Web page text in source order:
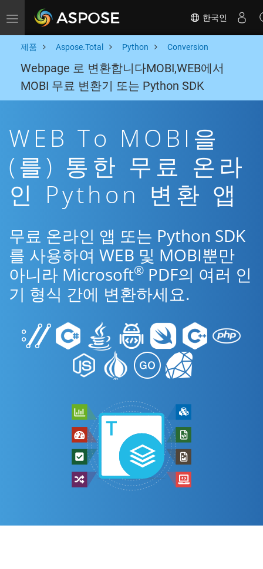
Toggle navigation 한국인
제품 Aspose.Total Python Conversion
Webpage 로 변환합니다MOBI,WEB에서
MOBI 무료 변환기 또는 Python SDK
WEB To MOBI을
(를) 통한 무료 온라
인 Python 변환 앱
무료 온라인 앱 또는 Python SDK
를 사용하여 WEB 및 MOBI뿐만
아니라 Microsoft® PDF의 여러 인
기 형식 간에 변환하세요.